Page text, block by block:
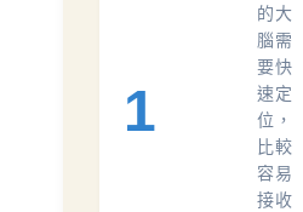
1
的大
腦需
要快
速定
位，
比較
容易
接收